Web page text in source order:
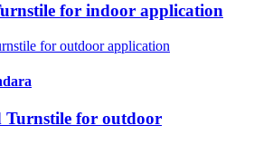
for indoor application
for outdoor